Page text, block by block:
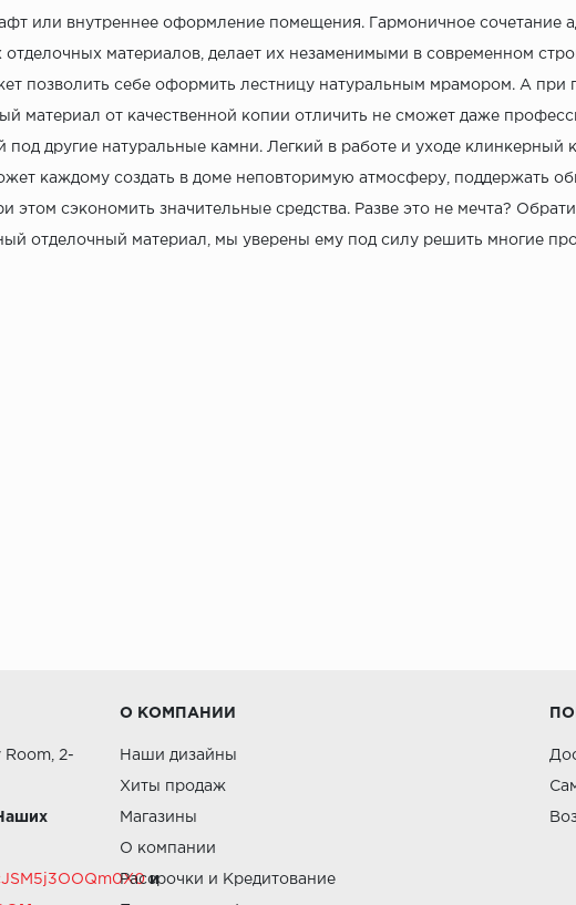
или внутреннее оформление помещения. Гармоничное сочетание
материалов, делает их незаменимыми в современном
позволить себе оформить лестницу натуральным мрамором. А
материал от качественной копии отличить не сможет даже
под другие натуральные камни. Легкий в работе и уходе клинкерный
каждому создать в доме неповторимую атмосферу, поддержать
этом сэкономить значительные средства. Разве это не мечта?
отделочный материал, мы уверены ему под силу решить многие
2-
и
О КОМПАНИИ
Наши дизайны
Хиты продаж
Магазины
О компании
Рассрочки и Кредитование